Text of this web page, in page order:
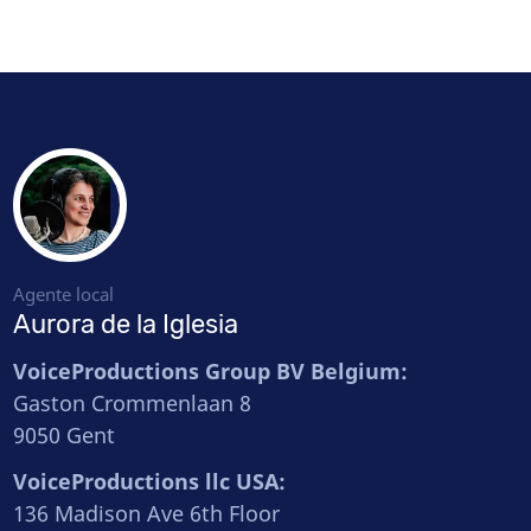
Agente local
Aurora de la Iglesia
VoiceProductions Group BV Belgium:
Gaston Crommenlaan 8
9050 Gent
VoiceProductions llc USA:
136 Madison Ave 6th Floor